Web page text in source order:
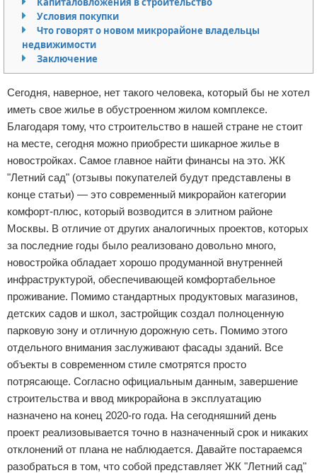
Финансы
Отказ от ответственности
Условия покупки
Что говорят о новом микрорайоне владельцы
недвижимости
Заключение
Сегодня, наверное, нет такого человека, который бы не хотел
иметь свое жилье в обустроенном жилом комплексе.
Благодаря тому, что строительство в нашей стране не стоит
на месте, сегодня можно приобрести шикарное жилье в
новостройках. Самое главное найти финансы на это. ЖК
"Летний сад" (отзывы покупателей будут представлены в
конце статьи) — это современный микрорайон категории
комфорт-плюс, который возводится в элитном районе
Москвы. В отличие от других аналогичных проектов, которых
за последние годы было реализовано довольно много,
новостройка обладает хорошо продуманной внутренней
инфраструктурой, обеспечивающей комфортабельное
проживание. Помимо стандартных продуктовых магазинов,
детских садов и школ, застройщик создал полноценную
парковую зону и отличную дорожную сеть. Помимо этого
отдельного внимания заслуживают фасады зданий. Все
объекты в современном стиле смотрятся просто
потрясающе. Согласно официальным данным, завершение
строительства и ввод микрорайона в эксплуатацию
назначено на конец 2020-го года. На сегодняшний день
проект реализовывается точно в назначенный срок и никаких
отклонений от плана не наблюдается. Давайте постараемся
разобраться в том, что собой представляет ЖК "Летний сад"